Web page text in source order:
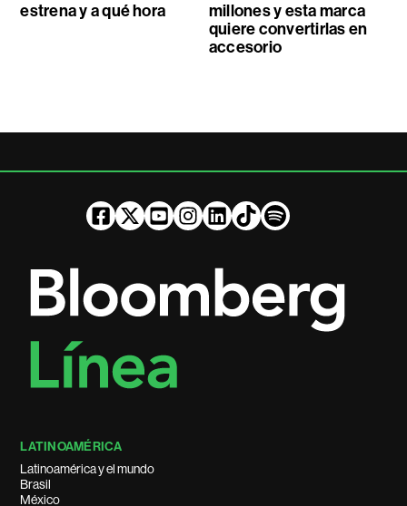
estrena y a qué hora
millones y esta marca
quiere convertirlas en
accesorio
LATINOAMÉRICA
Latinoamérica y el mundo
Brasil
México